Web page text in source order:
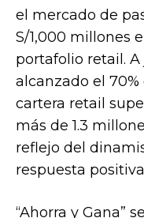
el mercado de
S/1,000 millones
portafolio retail.
alcanzado el
cartera retail
más de 1.3
reflejo del
respuesta
“Ahorra y Gana”